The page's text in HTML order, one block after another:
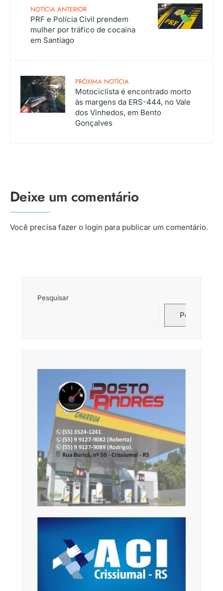
NOTÍCIA ANTERIOR
PRF e Polícia Civil prendem
mulher por tráfico de cocaína
em Santiago
PRÓXIMA NOTÍCIA
Motociclista é encontrado morto
às margens da ERS-444, no Vale
dos Vinhedos, em Bento
Gonçalves
Deixe um comentário
Você precisa fazer o login para publicar um comentário.
Pesquisar
Pesquisar